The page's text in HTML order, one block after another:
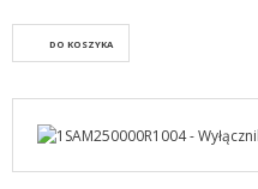
DO KOSZYKA